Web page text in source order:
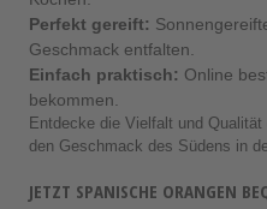
Perfekt gereift:
Geschmack entfalten.
Einfach praktisch: Online
bekommen.
Entdecke die Vielfalt und
den Geschmack des Südens in
JETZT SPANISCHE ORANGEN